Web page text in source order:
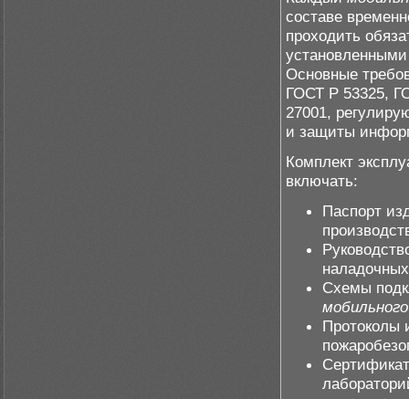
составе
проходить
Основные
ГОСТ Р 53325,
27001,
и защиты
Комплект
включать:
Паспорт
Схемы
мобильного
Протоколы